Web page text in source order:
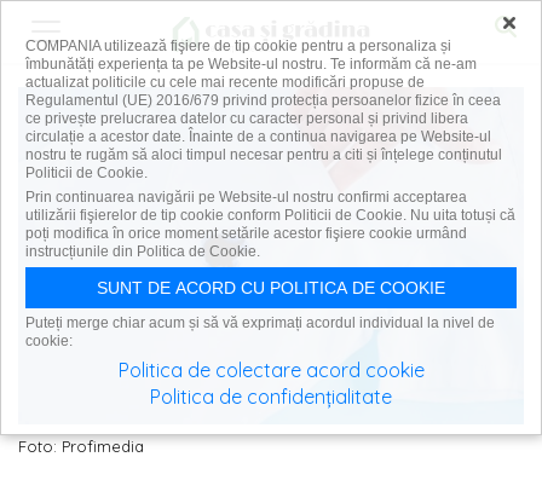
Foto: Profimedia
×
COMPANIA utilizează fişiere de tip cookie pentru a personaliza și
îmbunătăți experiența ta pe Website-ul nostru. Te informăm că ne-am
actualizat politicile cu cele mai recente modificări propuse de
Regulamentul (UE) 2016/679 privind protecția persoanelor fizice în ceea
ce privește prelucrarea datelor cu caracter personal și privind libera
circulație a acestor date. Înainte de a continua navigarea pe Website-ul
nostru te rugăm să aloci timpul necesar pentru a citi și înțelege conținutul
Politicii de Cookie.
Prin continuarea navigării pe Website-ul nostru confirmi acceptarea
utilizării fişierelor de tip cookie conform Politicii de Cookie. Nu uita totuși că
poți modifica în orice moment setările acestor fişiere cookie urmând
instrucțiunile din Politica de Cookie.
SUNT DE ACORD CU POLITICA DE COOKIE
Puteți merge chiar acum și să vă exprimați acordul individual la nivel de
cookie:
Politica de colectare acord cookie
Politica de confidențialitate